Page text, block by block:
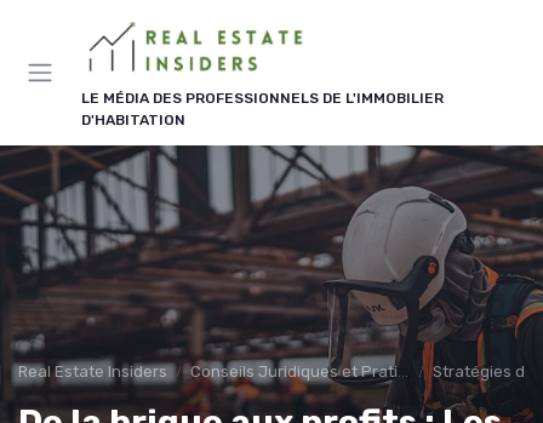
LE MÉDIA DES PROFESSIONNELS DE L'IMMOBILIER
D'HABITATION
Real Estate Insiders Conseils Juridiques et Pratiques Stratégies